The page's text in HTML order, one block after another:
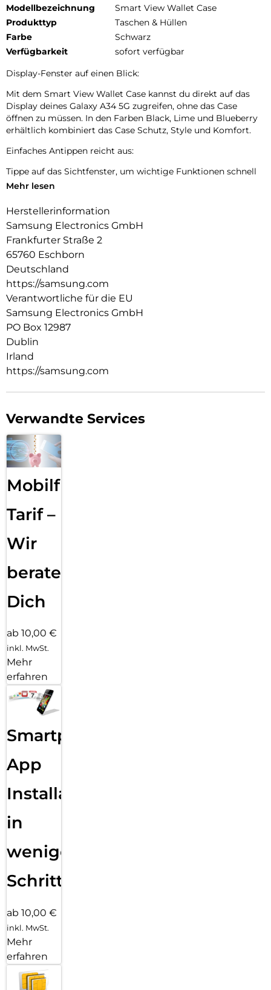
Modellbezeichnung
Smart View Wallet Case
Produkttyp
Taschen & Hüllen
Farbe
Schwarz
Verfügbarkeit
sofort verfügbar
Display-Fenster auf einen Blick:
Mit dem Smart View Wallet Case kannst du direkt auf das
Display deines Galaxy A34 5G zugreifen, ohne das Case
öffnen zu müssen. In den Farben Black, Lime und Blueberry
erhältlich kombiniert das Case Schutz, Style und Komfort.
Einfaches Antippen reicht aus:
Tippe auf das Sichtfenster, um wichtige Funktionen schnell
bedienen zu können, z. B. um einen Anruf anzunehmen oder
Mit deinem Smartphone Wichtiges sicher aufbewahren:
Stecke deine häufig genutzten Karten einfach in dein Smart
View Wallet Case, damit sie griffbereit und sicher verstaut
sind.
Mehr lesen
Herstellerinformation
Samsung Electronics GmbH
Frankfurter Straße 2
65760 Eschborn
Deutschland
https://samsung.com
Verantwortliche für die EU
Samsung Electronics GmbH
PO Box 12987
Dublin
Irland
https://samsung.com
Verwandte Services
Mobilfunk
Tarif –
Wir
beraten
Dich
ab 10,00 €
inkl. MwSt.
Mehr
erfahren
Smartphone
App
Installation
in
wenigen
Schritten
ab 10,00 €
inkl. MwSt.
Mehr
erfahren